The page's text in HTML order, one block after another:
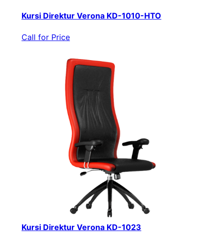
Kursi Direktur Verona KD-1010-HTO
Call for Price
Kursi Direktur Verona KD-1023